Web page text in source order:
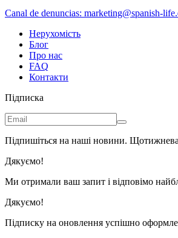
Canal de denuncias: marketing@spanish-
Нерухомість
Блог
Про нас
FAQ
Контакти
Підписка
Підпишіться на наші новини.
Дякуємо!
Ми отримали ваш запит і відповімо
Дякуємо!
Підписку на оновлення успішно